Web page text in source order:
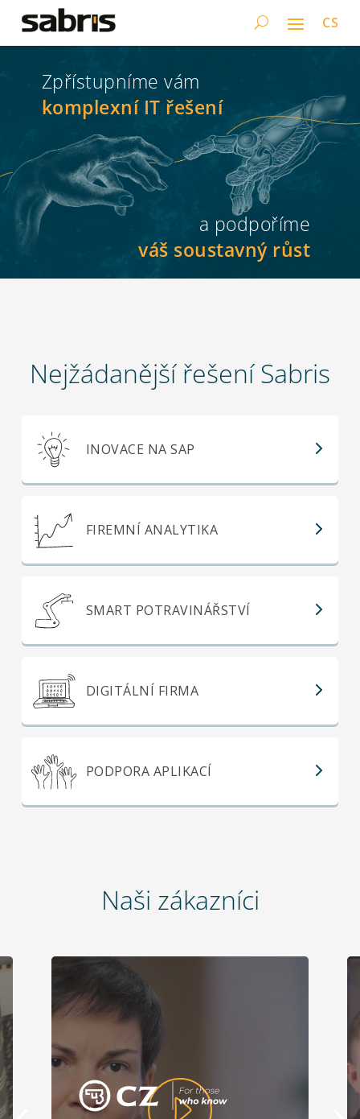
CS
Zpřístupníme vám
komplexní IT řešení
a podpoříme
váš soustavný růst
Nejžádanější řešení Sabris
INOVACE NA SAP
FIREMNÍ ANALYTIKA
SMART POTRAVINÁŘSTVÍ
DIGITÁLNÍ FIRMA
PODPORA APLIKACÍ
Naši zákazníci